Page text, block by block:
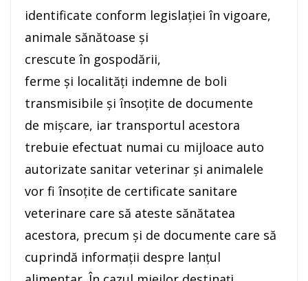
identificate conform legislației în vigoare,
animale sănătoase și
crescute în gospodării,
ferme și localități indemne de boli
transmisibile și însoțite de documente
de mișcare, iar transportul acestora
trebuie efectuat numai cu mijloace auto
autorizate sanitar veterinar și animalele
vor fi însoțite de certificate sanitare
veterinare care să ateste sănătatea
acestora, precum și de documente care să
cuprindă informații despre lanțul